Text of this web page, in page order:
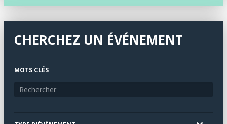
CHERCHEZ UN ÉVÉNEMENT
MOTS CLÉS